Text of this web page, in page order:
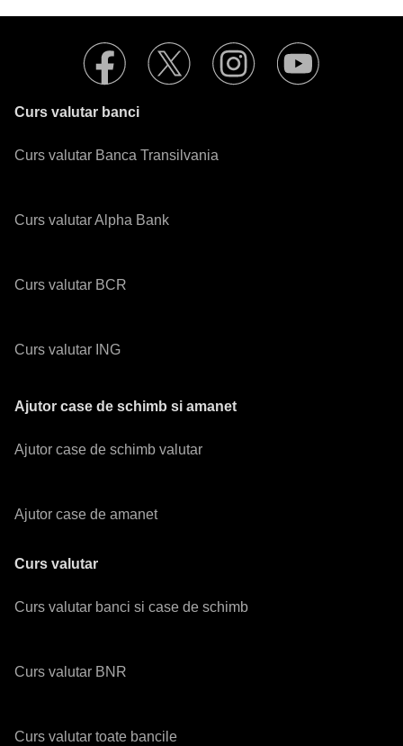
Curs valutar banci
Curs valutar Banca Transilvania
Curs valutar Alpha Bank
Curs valutar BCR
Curs valutar ING
Ajutor case de schimb si amanet
Ajutor case de schimb valutar
Ajutor case de amanet
Curs valutar
Curs valutar banci si case de schimb
Curs valutar BNR
Curs valutar toate bancile